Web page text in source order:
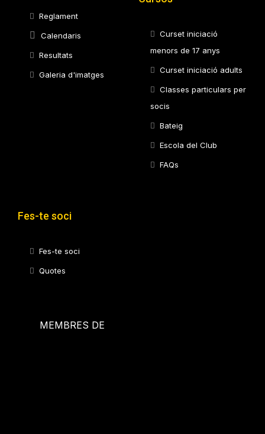
Reglament
Calendaris
Resultats
Galeria d'imatges
Curset iniciació
menors de 17 anys
Curset iniciació adults
Classes particulars per
socis
Bateig
Escola del Club
FAQs
Fes-te soci
Fes-te soci
Quotes
MEMBRES DE